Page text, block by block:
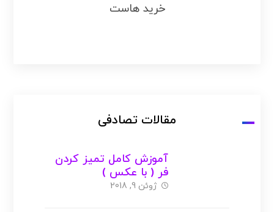
خرید هاست
مقالات تصادفی
آموزش کامل تمیز کردن
فر ( با عکس )
ژوئن 9, 2018